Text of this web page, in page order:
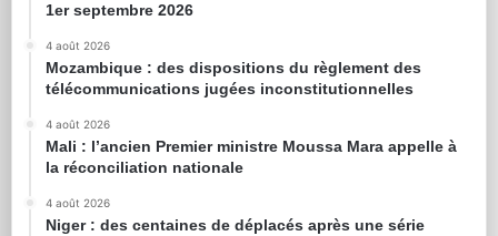
1er septembre 2026
4 août 2026
Mozambique : des dispositions du règlement des
télécommunications jugées inconstitutionnelles
4 août 2026
Mali : l’ancien Premier ministre Moussa Mara appelle à
la réconciliation nationale
4 août 2026
Niger : des centaines de déplacés après une série